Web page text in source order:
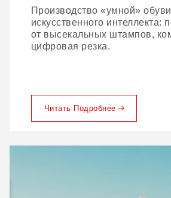
Производство «умной»
искусственного интеллекта:
от высекальных штампов,
цифровая резка.
Читать Подробнее
Традиционная резка кожи
целым рядом сложностей.
компания GBOS их решает.
Читать Подробнее